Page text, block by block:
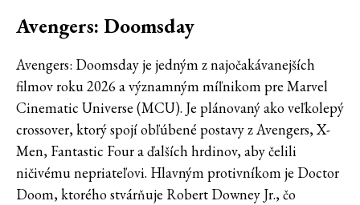
Avengers: Doomsday
Avengers: Doomsday je jedným z najočakávanejších
filmov roku 2026 a významným míľnikom pre Marvel
Cinematic Universe (MCU). Je plánovaný ako veľkolepý
crossover, ktorý spojí obľúbené postavy z Avengers, X-
Men, Fantastic Four a ďalších hrdinov, aby čelili
ničivému nepriateľovi. Hlavným protivníkom je Doctor
Doom, ktorého stvárňuje Robert Downey Jr., čo